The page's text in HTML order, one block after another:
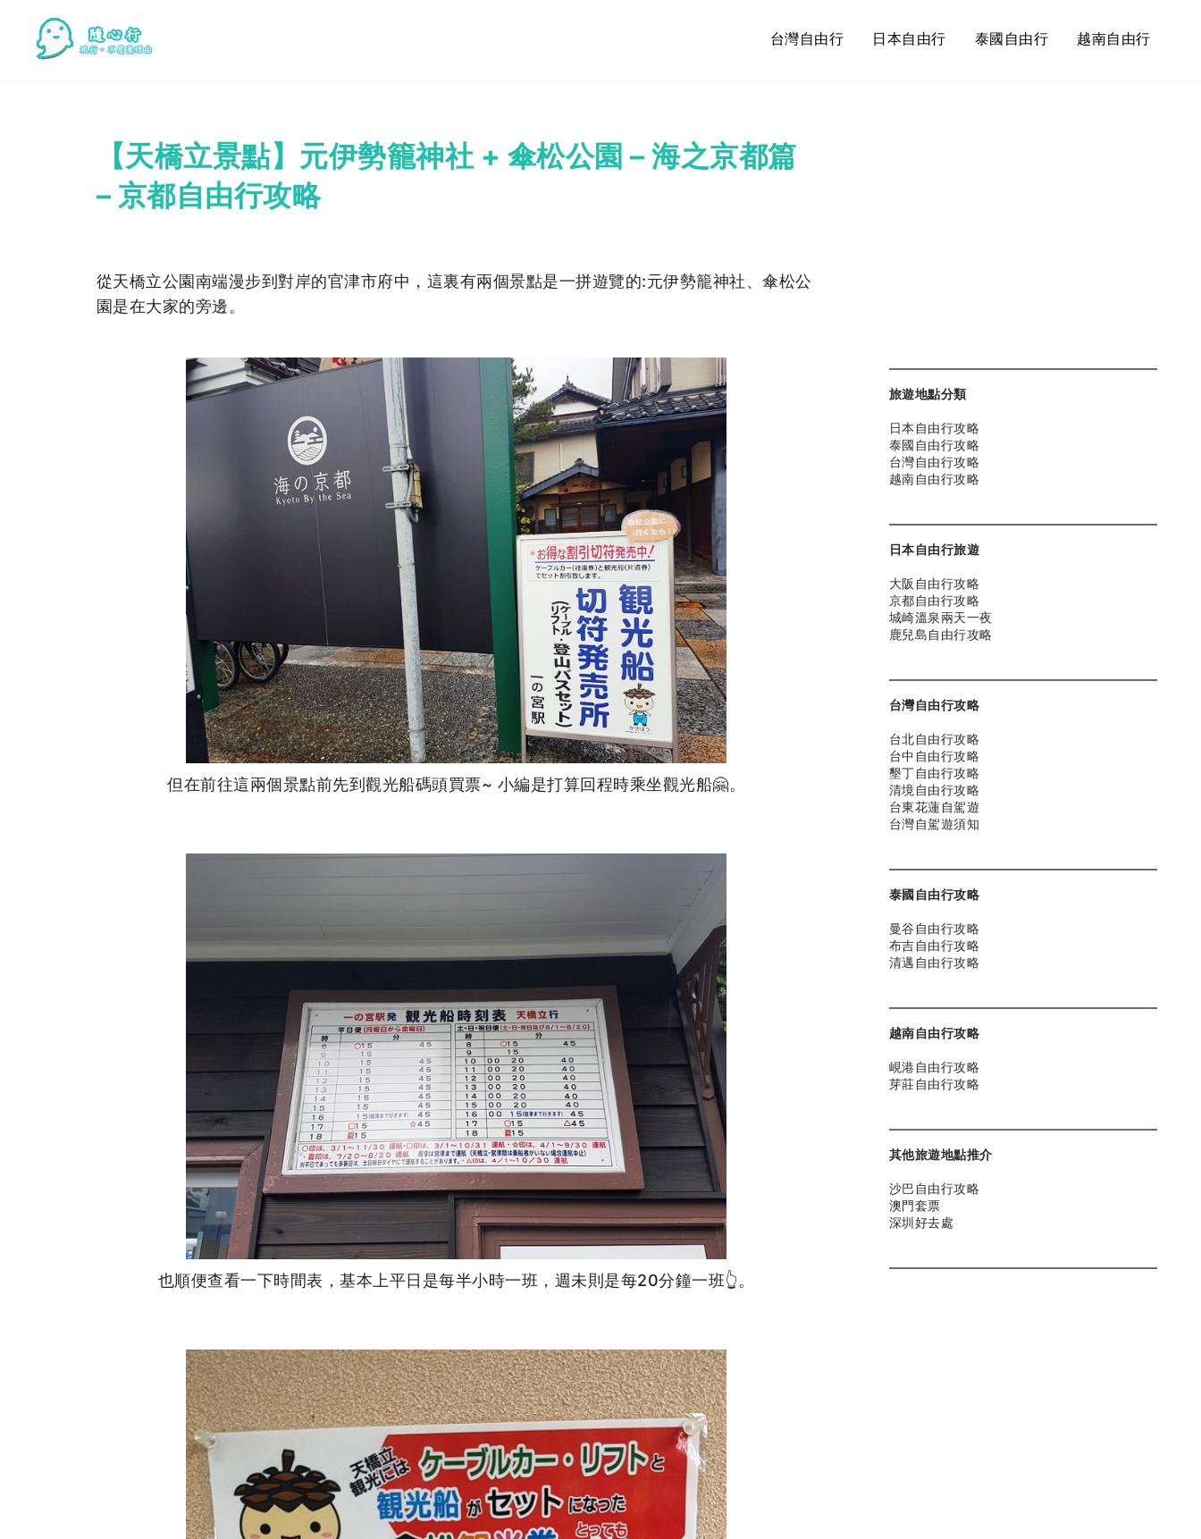
台灣自由行 日本自由行 泰國自由行 越南自由行
【天橋立景點】元伊勢籠神社 + 傘松公園 – 海之京都篇
– 京都自由行攻略
從天橋立公園南端漫步到對岸的官津市府中，這裏有兩個景點是一拼遊覽的:元伊勢籠神社、傘松公
園是在大家的旁邊。
但在前往這兩個景點前先到觀光船碼頭買票~ 小編是打算回程時乘坐觀光船🤗。
也順便查看一下時間表，基本上平日是每半小時一班，週未則是每20分鐘一班👆。
旅遊地點分類
日本自由行攻略
泰國自由行攻略
台灣自由行攻略
越南自由行攻略
日本自由行旅遊
大阪自由行攻略
京都自由行攻略
城崎溫泉兩天一夜
鹿兒島自由行攻略
台灣自由行攻略
台北自由行攻略
台中自由行攻略
墾丁自由行攻略
清境自由行攻略
台東花蓮自駕遊
台灣自駕遊須知
泰國自由行攻略
曼谷自由行攻略
布吉自由行攻略
清邁自由行攻略
越南自由行攻略
峴港自由行攻略
芽莊自由行攻略
其他旅遊地點推介
沙巴自由行攻略
澳門套票
深圳好去處